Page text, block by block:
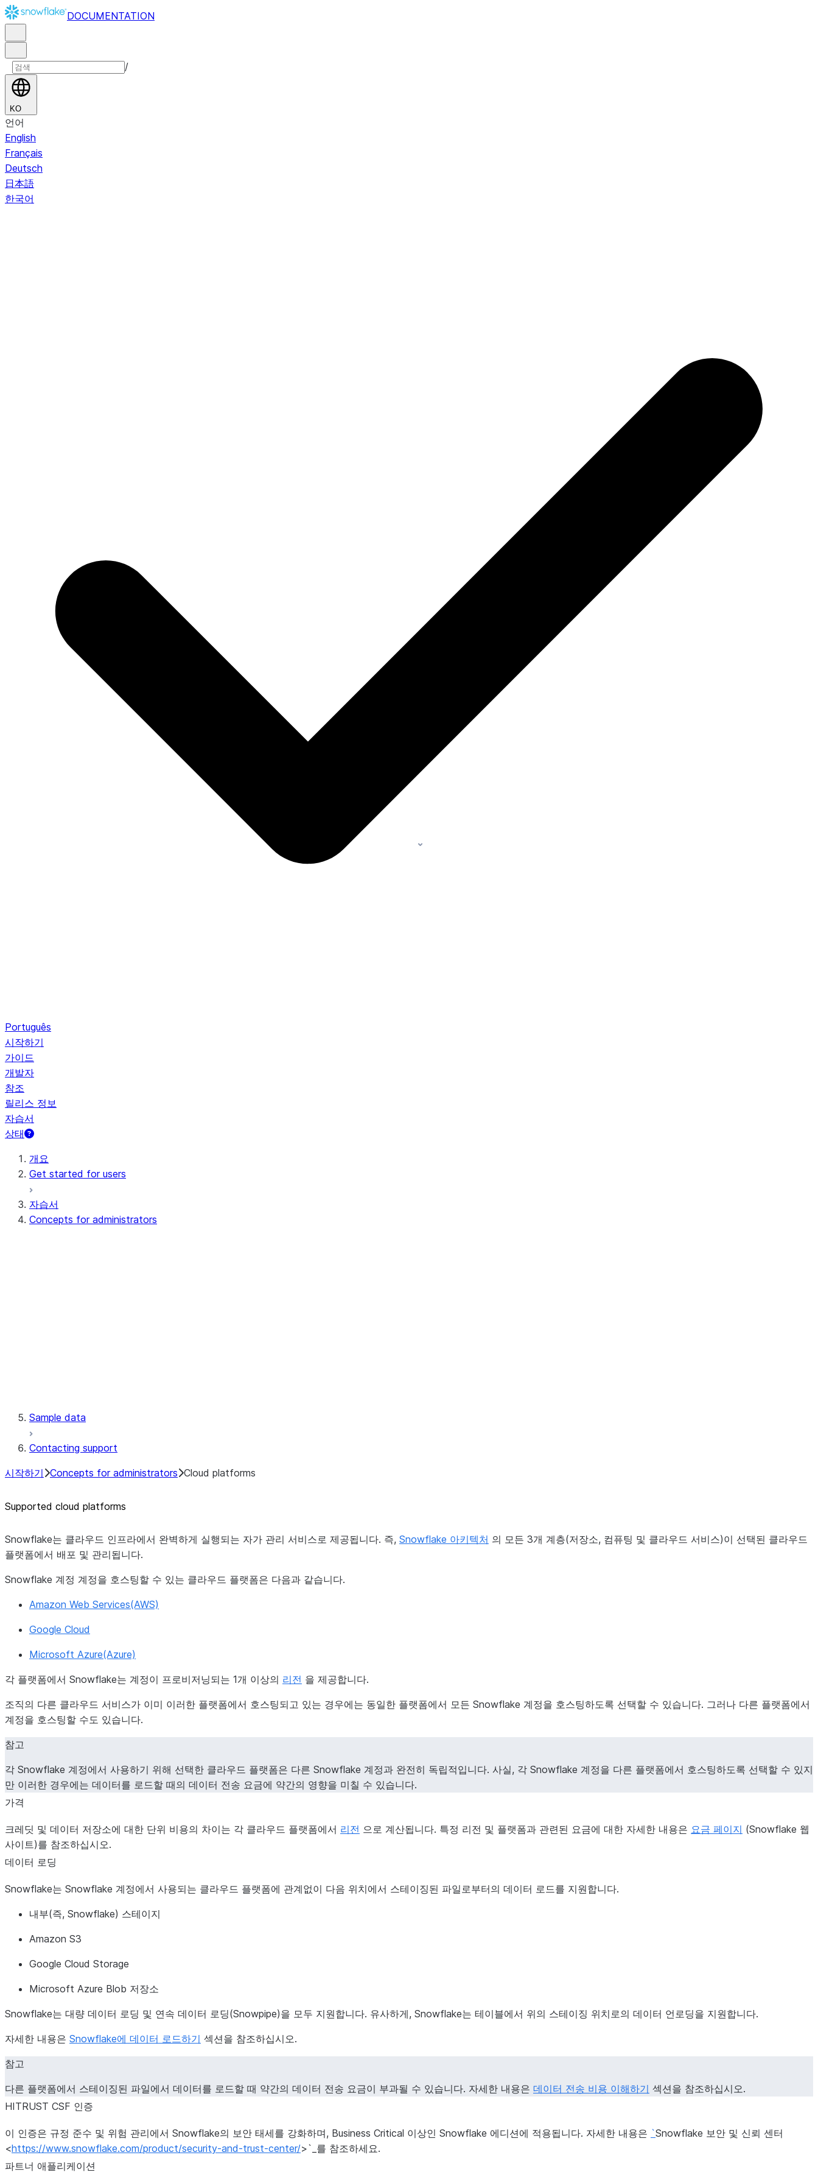
DOCUMENTATION
/
KO
언어
English
Français
Deutsch
日本語
한국어
Português
시작하기
가이드
개발자
참조
릴리스 정보
자습서
상태
개요
Get started for users
자습서
Concepts for administrators
Sample data
Contacting support
시작하기 Concepts for administrators Cloud platforms
Supported cloud platforms
Snowflake는 클라우드 인프라에서 완벽하게 실행되는 자가 관리 서비스로 제공됩니다. 즉, Snowflake 아키텍처 의 모든 3개 계층(저장소, 컴퓨팅 및 클라우드 서비스)이 선택된 클라우드
플랫폼에서 배포 및 관리됩니다.
Snowflake 계정 계정을 호스팅할 수 있는 클라우드 플랫폼은 다음과 같습니다.
Amazon Web Services(AWS)
Google Cloud
Microsoft Azure(Azure)
각 플랫폼에서 Snowflake는 계정이 프로비저닝되는 1개 이상의 리전 을 제공합니다.
조직의 다른 클라우드 서비스가 이미 이러한 플랫폼에서 호스팅되고 있는 경우에는 동일한 플랫폼에서 모든 Snowflake 계정을 호스팅하도록 선택할 수 있습니다. 그러나 다른 플랫폼에서
계정을 호스팅할 수도 있습니다.
참고
각 Snowflake 계정에서 사용하기 위해 선택한 클라우드 플랫폼은 다른 Snowflake 계정과 완전히 독립적입니다. 사실, 각 Snowflake 계정을 다른 플랫폼에서 호스팅하도록 선택할 수 있지
만 이러한 경우에는 데이터를 로드할 때의 데이터 전송 요금에 약간의 영향을 미칠 수 있습니다.
가격
크레딧 및 데이터 저장소에 대한 단위 비용의 차이는 각 클라우드 플랫폼에서 리전 으로 계산됩니다. 특정 리전 및 플랫폼과 관련된 요금에 대한 자세한 내용은 요금 페이지 (Snowflake 웹
사이트)를 참조하십시오.
데이터 로딩
Snowflake는 Snowflake 계정에서 사용되는 클라우드 플랫폼에 관계없이 다음 위치에서 스테이징된 파일로부터의 데이터 로드를 지원합니다.
내부(즉, Snowflake) 스테이지
Amazon S3
Google Cloud Storage
Microsoft Azure Blob 저장소
Snowflake는 대량 데이터 로딩 및 연속 데이터 로딩(Snowpipe)을 모두 지원합니다. 유사하게, Snowflake는 테이블에서 위의 스테이징 위치로의 데이터 언로딩을 지원합니다.
자세한 내용은 Snowflake에 데이터 로드하기 섹션을 참조하십시오.
참고
다른 플랫폼에서 스테이징된 파일에서 데이터를 로드할 때 약간의 데이터 전송 요금이 부과될 수 있습니다. 자세한 내용은 데이터 전송 비용 이해하기 섹션을 참조하십시오.
HITRUST CSF 인증
이 인증은 규정 준수 및 위험 관리에서 Snowflake의 보안 태세를 강화하며, Business Critical 이상인 Snowflake 에디션에 적용됩니다. 자세한 내용은 `Snowflake 보안 및 신뢰 센터
<https://www.snowflake.com/product/security-and-trust-center/>`_를 참조하세요.
파트너 애플리케이션